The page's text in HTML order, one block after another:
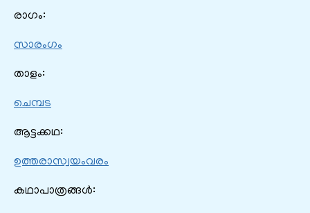
രാഗം:
സാരംഗം
താളം:
ചെമ്പട
ആട്ടക്കഥ:
ഉത്തരാസ്വയംവരം
കഥാപാത്രങ്ങൾ: